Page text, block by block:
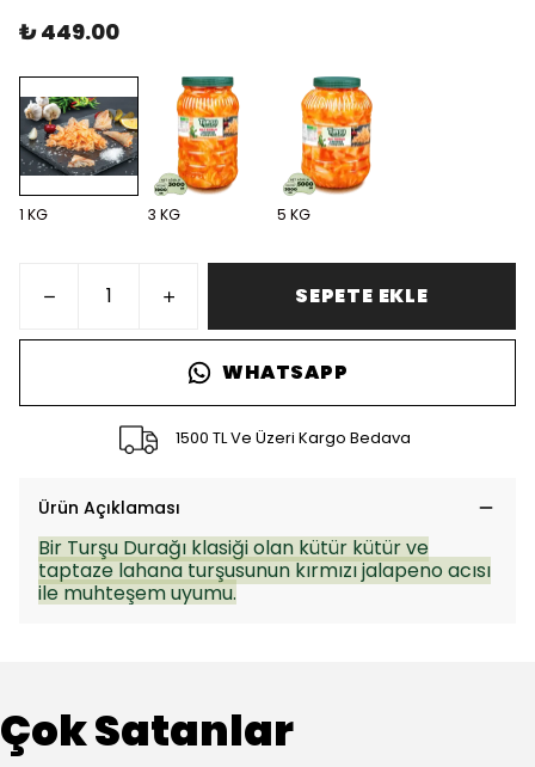
₺ 449.00
1 KG 3 KG 5 KG
SEPETE EKLE
WHATSAPP
1500 TL Ve Üzeri Kargo Bedava
Ürün Açıklaması
Bir Turşu Durağı klasiği olan kütür kütür ve
taptaze lahana turşusunun kırmızı jalapeno acısı
ile muhteşem uyumu.
Çok Satanlar